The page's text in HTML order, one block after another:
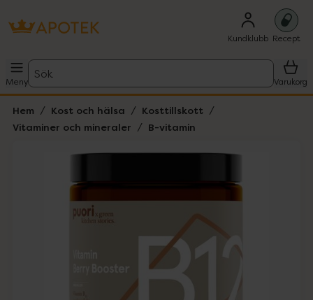
Kundklubb Recept
Meny
Sök
Varukorg
Hem Kost och hälsa
Kosttillskott
Vitaminer och mineraler
B-vitamin